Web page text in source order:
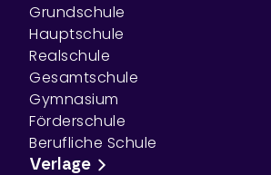
Grundschule
Hauptschule
Realschule
Gesamtschule
Gymnasium
Förderschule
Berufliche Schule
Verlage